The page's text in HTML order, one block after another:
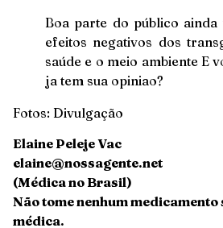
Boa parte do público ainda
efeitos negativos dos
saúde e o meio ambiente E
ja tem sua opiniao?
Fotos: Divulgação
Elaine Peleje Vac
elaine@nossagente.net
(Médica no Brasil)
Não tome nenhum
médica.